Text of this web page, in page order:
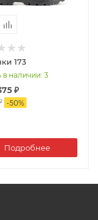
173
в наличии: 3
₽
-50%
Подробнее